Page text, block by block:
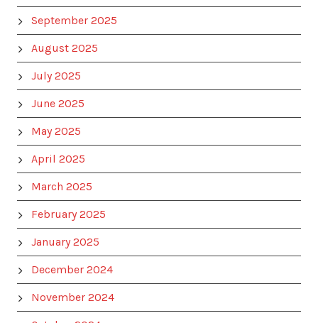
September 2025
August 2025
July 2025
June 2025
May 2025
April 2025
March 2025
February 2025
January 2025
December 2024
November 2024